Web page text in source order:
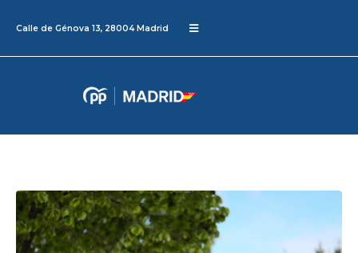
Calle de Génova 13, 28004 Madrid